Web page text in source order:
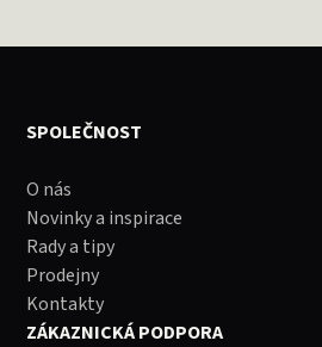
SPOLEČNOST
O nás
Novinky a inspirace
Rady a tipy
Prodejny
Kontakty
ZÁKAZNICKÁ PODPORA